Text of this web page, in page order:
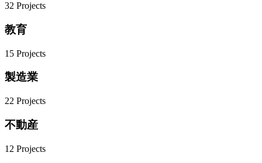
32 Projects
教育
15 Projects
製造業
22 Projects
不動産
12 Projects